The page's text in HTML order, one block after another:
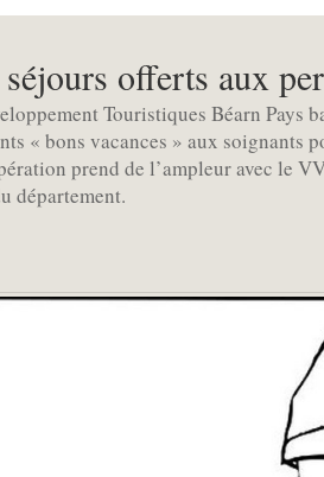
offerts aux
Touristiques Béarn Pays
« bons vacances » aux soignants
prend de l’ampleur avec le
département.